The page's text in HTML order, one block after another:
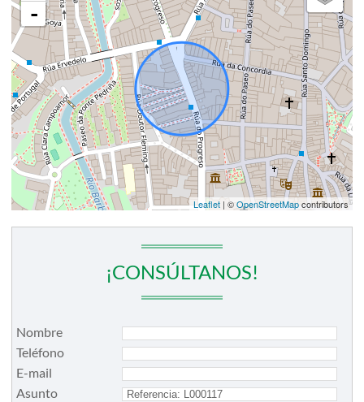
-
Leaflet| ©OpenStreetMapcontributors
¡CONSÚLTANOS!
Nombre
Teléfono
E-mail
Asunto